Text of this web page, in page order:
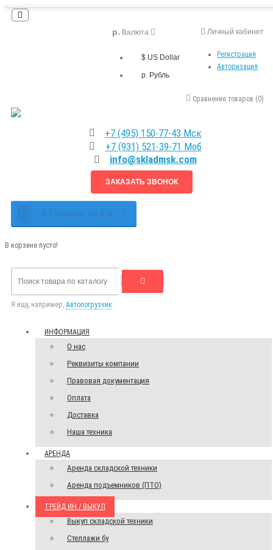
Личный кабинет
Регистрация
Авторизация
р. Валюта
$ US Dollar
р. Рубль
Сравнение товаров (0)
+7 (495) 150-77-43 Мск
+7 (931) 521-39-71 Моб
info@skladmsk.com
ЗАКАЗАТЬ ЗВОНОК
0 Tоваров, на 0 р.
В корзине пусто!
Я ищу, например, Автопогрузчик
ИНФОРМАЦИЯ
О нас
Реквизиты компании
Правовая документация
Оплата
Доставка
Наша техника
АРЕНДА
Аренда складской техники
Аренда подъемников (ПТО)
ТРЕЙД ИН / ВЫКУП
Выкуп складской техники
Стеллажи бу